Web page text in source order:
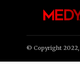
© Copyright 2022,